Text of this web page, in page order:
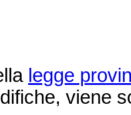
legge
viene